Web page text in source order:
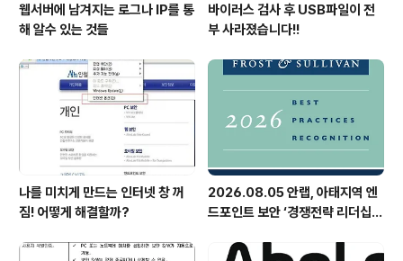
웹서버에 남겨지는 로그나 IP를 통
해 알수 있는 것들
바이러스 검사 후 USB파일이 전
부 사라졌습니다!!
나를 미치게 만드는 인터넷 창 꺼
짐! 어떻게 해결할까?
2026.08.05 안랩, 아태지역 엔
드포인트 보안 ‘경쟁전략 리더십’